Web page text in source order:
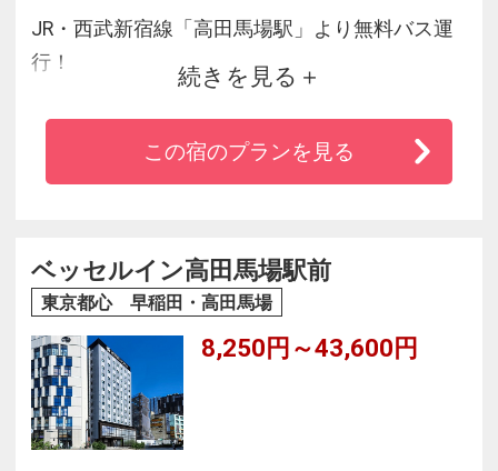
JR・西武新宿線「高田馬場駅」より無料バス運
行！
地下鉄東西線「早稲田駅」より徒歩7分
～1万坪に及ぶ大隈庭園とヨーロピアンクラシッ
意！
◆全室に加湿空気清浄機・ブルーレイプレーヤ
◆リーガヘルスクラブ早稲田（ジム・プール・
サウナ など）完備
続きを見る
この宿のプランを見る
ベッセルイン高田馬場駅前
東京都心 早稲田・高田馬場
8,250円～43,600円